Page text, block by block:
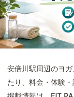
安倍川駅周辺のヨ
たり、料金・体験